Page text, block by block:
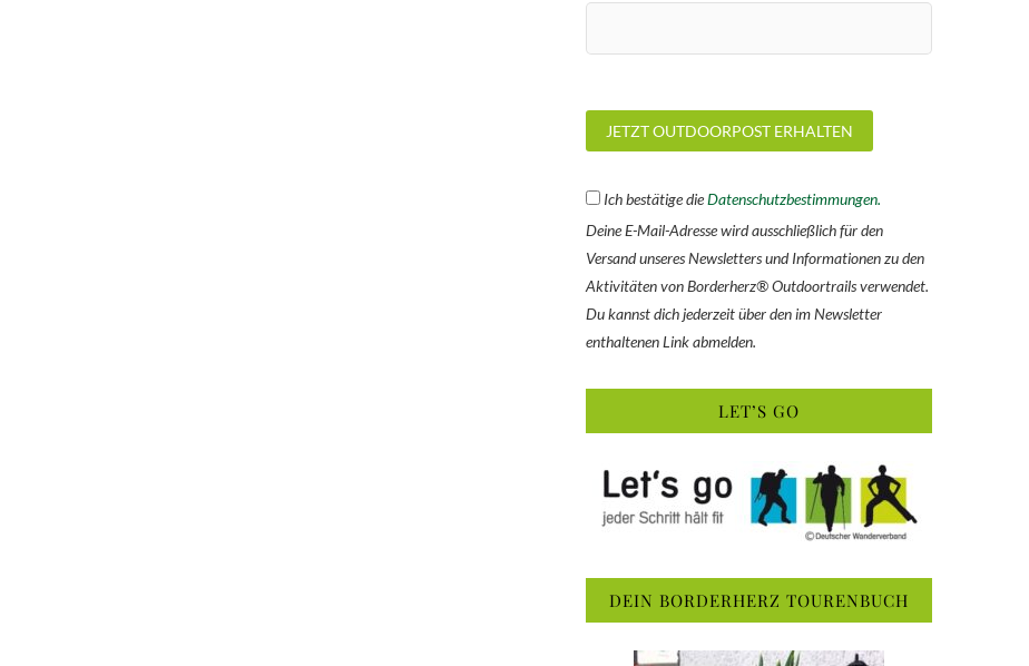
Ich bestätige dieDatenschutzbestimmungen.
Deine E-Mail-Adresse wird ausschließlich für den
Versand unseres Newsletters und Informationen zu den
Aktivitäten von Borderherz® Outdoortrails verwendet.
Du kannst dich jederzeit über den im Newsletter
enthaltenen Link abmelden.
LET’S GO
DEIN BORDERHERZ TOURENBUCH